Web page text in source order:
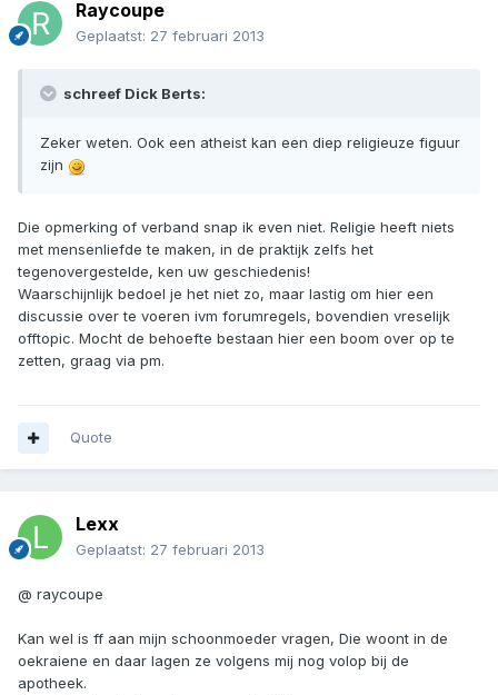
Raycoupe
Geplaatst: 27 februari 2013
schreef Dick Berts:
Zeker weten. Ook een atheist kan een diep religieuze figuur
zijn
Die opmerking of verband snap ik even niet. Religie heeft niets
met mensenliefde te maken, in de praktijk zelfs het
tegenovergestelde, ken uw geschiedenis!
Waarschijnlijk bedoel je het niet zo, maar lastig om hier een
discussie over te voeren ivm forumregels, bovendien vreselijk
offtopic. Mocht de behoefte bestaan hier een boom over op te
zetten, graag via pm.
Quote
Lexx
Geplaatst: 27 februari 2013
@ raycoupe
Kan wel is ff aan mijn schoonmoeder vragen, Die woont in de
oekraiene en daar lagen ze volgens mij nog volop bij de
apotheek.